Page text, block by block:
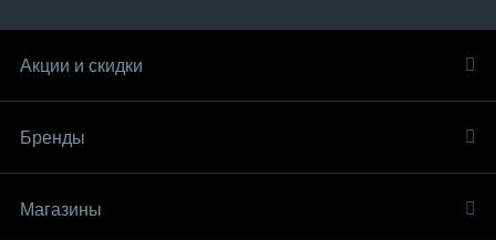
Акции и скидки
Бренды
Магазины